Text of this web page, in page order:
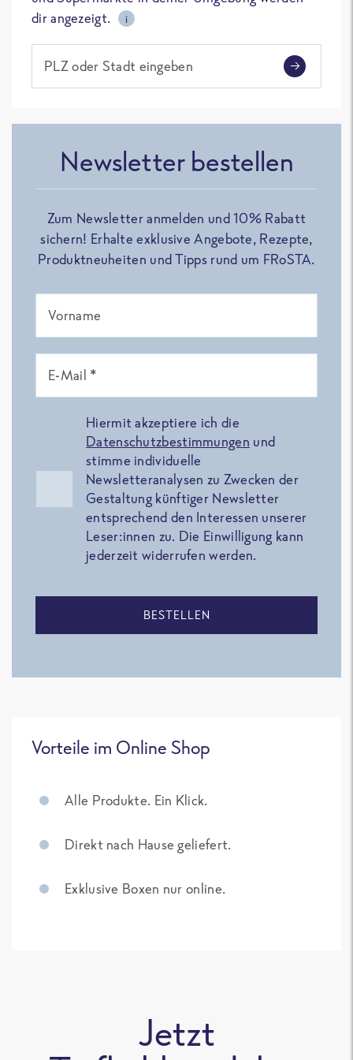
dir angezeigt.
i
PLZ oder Stadt eingeben
Newsletter bestellen
Zum Newsletter anmelden und 10% Rabatt
sichern! Erhalte exklusive Angebote, Rezepte,
Produktneuheiten und Tipps rund um FRoSTA.
Vorname
E-Mail *
Hiermit akzeptiere ich die
Datenschutzbestimmungen und
stimme individuelle
Newsletteranalysen zu Zwecken der
Gestaltung künftiger Newsletter
entsprechend den Interessen unserer
Leser:innen zu. Die Einwilligung kann
jederzeit widerrufen werden.
BESTELLEN
Vorteile im Online Shop
Alle Produkte. Ein Klick.
Direkt nach Hause geliefert.
Exklusive Boxen nur online.
Jetzt